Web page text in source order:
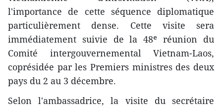
l'importance de cette séquence diplomatique
particulièrement dense. Cette visite sera
immédiatement suivie de la 48ᵉ réunion du
Comité intergouvernemental Vietnam-Laos,
coprésidée par les Premiers ministres des deux
pays du 2 au 3 décembre.
Selon l'ambassadrice, la visite du secrétaire